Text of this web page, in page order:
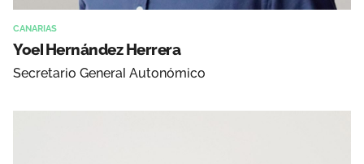
CANARIAS
Yoel Hernández Herrera
Secretario General Autonómico